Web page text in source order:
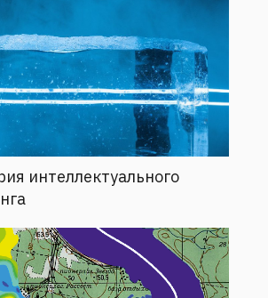
интеллектуального